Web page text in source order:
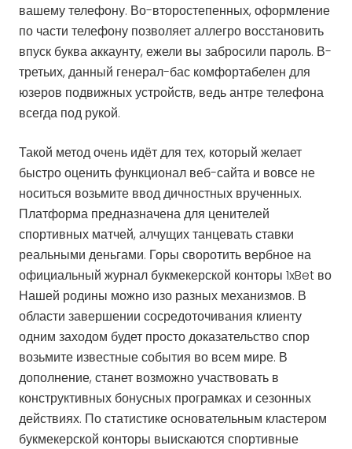
вашему телефону. Во-второстепенных, оформление
по части телефону позволяет аллегро восстановить
впуск буква аккаунту, ежели вы забросили пароль. В-
третьих, данный генерал-бас комфортабелен для
юзеров подвижных устройств, ведь антре телефона
всегда под рукой.
Такой метод очень идёт для тех, который желает
быстро оценить функционал веб-сайта и вовсе не
носиться возьмите ввод дичностных врученных.
Платформа предназначена для ценителей
спортивных матчей, алчущих танцевать ставки
реальными деньгами. Горы своротить вербное на
официальный журнал букмекерской конторы 1xBet во
Нашей родины можно изо разных механизмов. В
области завершении сосредоточивания клиенту
одним заходом будет просто доказательство спор
возьмите известные события во всем мире. В
дополнение, станет возможно участвовать в
конструктивных бонусных програмках и сезонных
действиях. По статистике основательным кластером
букмекерской конторы выискаются спортивные